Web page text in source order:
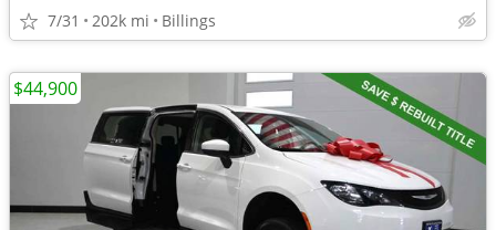
7/31 202k mi Billings
$44,900